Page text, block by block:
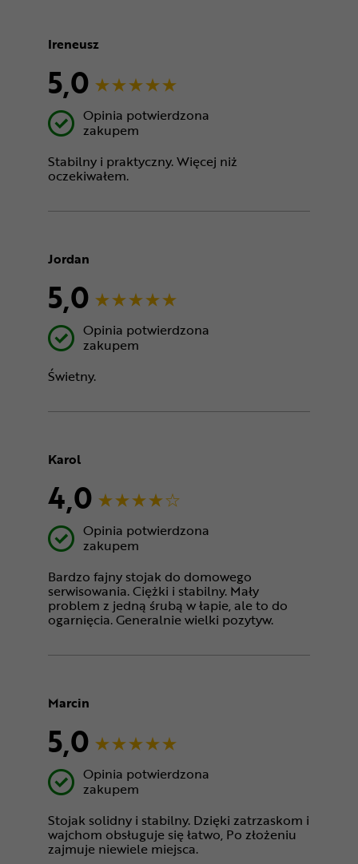
Ireneusz
5,0
Opinia potwierdzona
zakupem
Stabilny i praktyczny. Więcej niż
oczekiwałem.
Jordan
5,0
Opinia potwierdzona
zakupem
Świetny.
Karol
4,0
Opinia potwierdzona
zakupem
Bardzo fajny stojak do domowego
serwisowania. Ciężki i stabilny. Mały
problem z jedną śrubą w łapie, ale to do
ogarnięcia. Generalnie wielki pozytyw.
Marcin
5,0
Opinia potwierdzona
zakupem
Stojak solidny i stabilny. Dzięki zatrzaskom i
wajchom obsługuje się łatwo, Po złożeniu
zajmuje niewiele miejsca.